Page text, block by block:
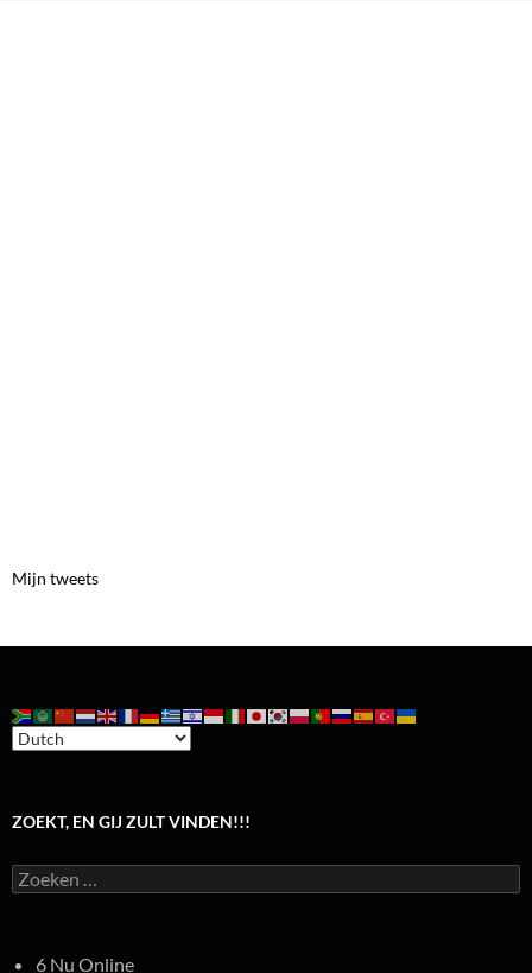
Mijn tweets
ZOEKT, EN GIJ ZULT VINDEN!!!
Zoeken
naar:
6 Nu Online